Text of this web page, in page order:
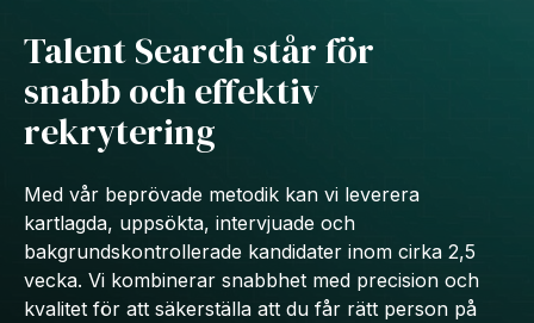
Talent Search står för
snabb och effektiv
rekrytering
Med vår beprövade metodik kan vi leverera
kartlagda, uppsökta, intervjuade och
bakgrundskontrollerade kandidater inom cirka 2,5
vecka. Vi kombinerar snabbhet med precision och
kvalitet för att säkerställa att du får rätt person på